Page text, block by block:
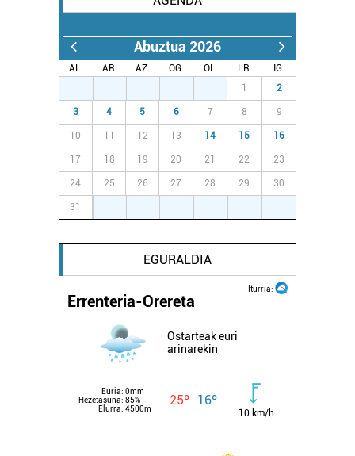
Abuztua 2026
AL. AR. AZ. OG. OL. LR.
IG.
1 2
3 4 5 6 7 8 9
10 11 12 13 14 15 16
17 18 19 20 21 22 23
24 25 26 27 28 29 30
31
EGURALDIA
Iturria:
Errenteria-Orereta
Ostarteak euri
arinarekin
Euria: 0mm
Hezetasuna: 85%
Elurra: 4500m
25º 16º
10 km/h